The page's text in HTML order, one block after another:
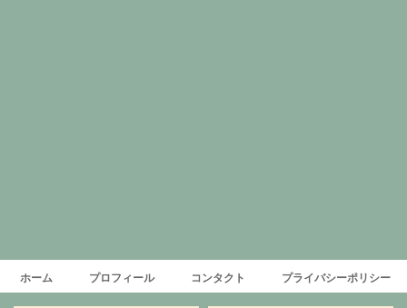
ホーム プロフィール コンタクト プライバシーポリシー